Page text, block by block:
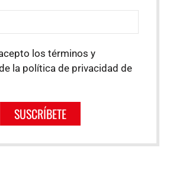
los términos y
la política de privacidad de
SUSCRÍBETE